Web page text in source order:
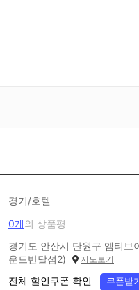
경기/호텔
0개의 상품평
경기도 안산시 단원구 엠티브
운드반달섬2)
지도보기
전체 할인쿠폰 확인 쿠폰받